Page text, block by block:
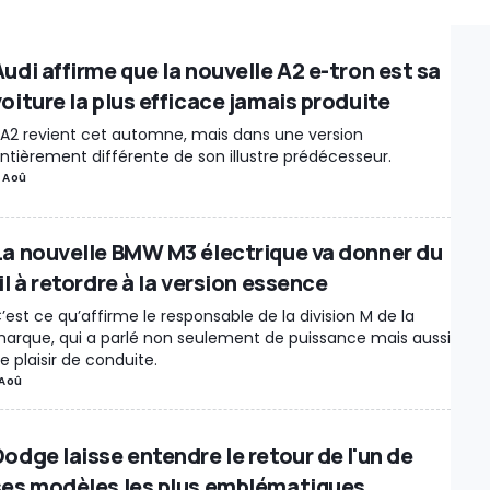
Insolite Économie / Marché Interview Voitures Électriques New
/ Rétro Evenements Moteur Véhicules Utilitaires Chine
Pneumatique
Sécurité routière Jeux Vidéo Véhicules autonomes
Prix Sports mécaniques Gouvernement Brevets
À ne pas manquer Livres Hybride Show car Motos électriques
Vélos électriques Production Justice Lifestyle
Motor1Days Youngtimer Rétrospective Poids lourds
affirme que la nouvelle A2 e-tron est sa
la plus efficace jamais produite
revient cet automne, mais dans une version
différente de son illustre prédécesseur.
nouvelle BMW M3 électrique va donner du
à retordre à la version essence
ce qu’affirme le responsable de la division M de la
qui a parlé non seulement de puissance mais aussi
plaisir de conduite.
laisse entendre le retour de l'un de